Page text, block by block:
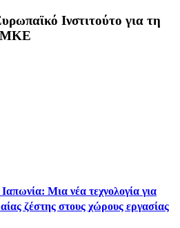
Ινστιτούτο για τη
Μια νέα τεχνολογία για
ζέστης στους χώρους εργασίας